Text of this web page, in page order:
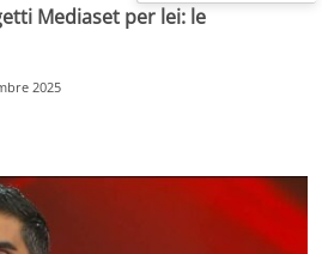
Mediaset per lei: le
2025